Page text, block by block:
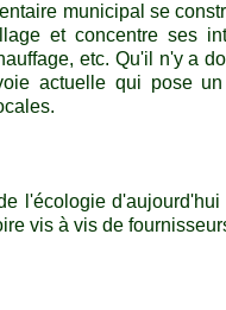
municipal se
et concentre ses
etc. Qu'il n'y a
actuelle qui pose
l'écologie
vis à vis de